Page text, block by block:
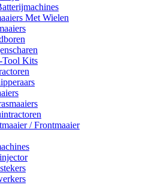
Met Wielen
Kits
/ Frontmaaier